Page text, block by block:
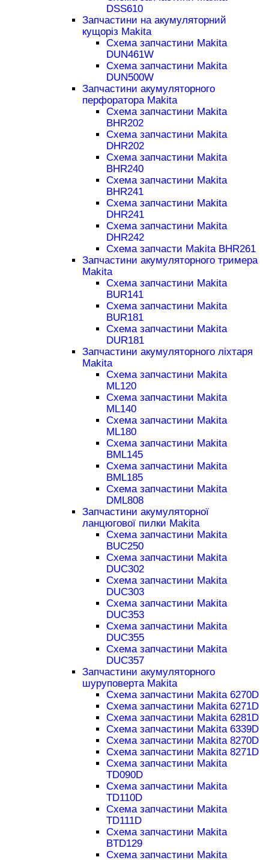
DSS610
Запчастини на акумуляторний
кущоріз Makita
Схема запчастини Makita
DUN461W
Схема запчастини Makita
DUN500W
Запчастини акумуляторного
перфоратора Makita
Схема запчастини Makita
BHR202
Схема запчастини Makita
DHR202
Схема запчастини Makita
BHR240
Схема запчастини Makita
BHR241
Схема запчастини Makita
DHR241
Схема запчастини Makita
DHR242
Схема запчасти Makita BHR261
Запчастини акумуляторного тримера
Makita
Схема запчастини Makita
BUR141
Схема запчастини Makita
BUR181
Схема запчастини Makita
DUR181
Запчастини акумуляторного ліхтаря
Makita
Схема запчастини Makita
ML120
Схема запчастини Makita
ML140
Схема запчастини Makita
ML180
Схема запчастини Makita
BML145
Схема запчастини Makita
BML185
Схема запчастини Makita
DML808
Запчастини акумуляторної
ланцюгової пилки Makita
Схема запчастини Makita
BUC250
Схема запчастини Makita
DUC302
Схема запчастини Makita
DUC303
Схема запчастини Makita
DUC353
Схема запчастини Makita
DUC355
Схема запчастини Makita
DUC357
Запчастини акумуляторного
шуруповерта Makita
Схема запчастини Makita 6270D
Схема запчастини Makita 6271D
Схема запчастини Makita 6281D
Схема запчастини Makita 6339D
Схема запчастини Makita 8270D
Схема запчастини Makita 8271D
Схема запчастини Makita
TD090D
Схема запчастини Makita
TD110D
Схема запчастини Makita
TD111D
Схема запчастини Makita
BTD129
Схема запчастини Makita